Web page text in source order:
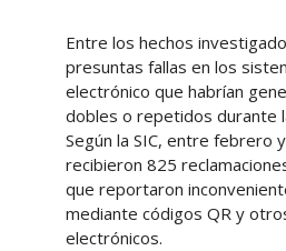
Entre los hechos
presuntas fallas en los
electrónico que habrían
dobles o repetidos durante
Según la SIC, entre febrero
recibieron 825
que reportaron
mediante códigos QR y
electrónicos.